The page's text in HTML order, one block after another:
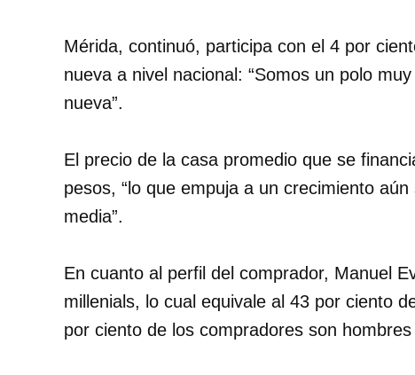
Mérida, continuó, participa con el 4 por
nueva a nivel nacional: “Somos un polo
nueva”.
El precio de la casa promedio que se
pesos, “lo que empuja a un crecimiento
media”.
En cuanto al perfil del comprador, Manuel
millenials, lo cual equivale al 43 por ciento
por ciento de los compradores son